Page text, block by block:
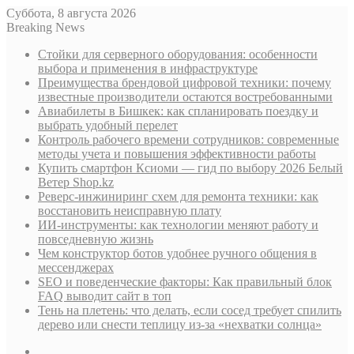
Суббота, 8 августа 2026
Breaking News
Стойки для серверного оборудования: особенности
выбора и применения в инфраструктуре
Преимущества брендовой цифровой техники: почему
известные производители остаются востребованными
Авиабилеты в Бишкек: как спланировать поездку и
выбрать удобный перелет
Контроль рабочего времени сотрудников: современные
методы учета и повышения эффективности работы
Купить смартфон Ксиоми — гид по выбору 2026 Белый
Ветер Shop.kz
Реверс-инжиниринг схем для ремонта техники: как
восстановить неисправную плату
ИИ-инструменты: как технологии меняют работу и
повседневную жизнь
Чем конструктор ботов удобнее ручного общения в
мессенджерах
SEO и поведенческие факторы: Как правильный блок
FAQ выводит сайт в топ
Тень на плетень: что делать, если сосед требует спилить
дерево или снести теплицу из-за «нехватки солнца»